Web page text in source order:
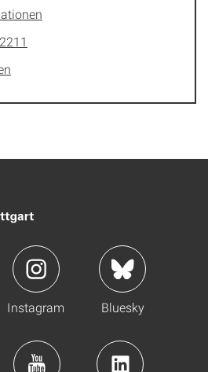
Instagram Bluesky